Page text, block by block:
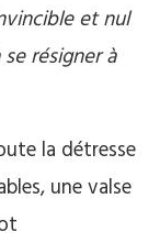
et nul
résigner à
la détresse
une valse